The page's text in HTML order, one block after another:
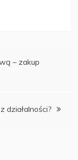
– zakup
działalności?